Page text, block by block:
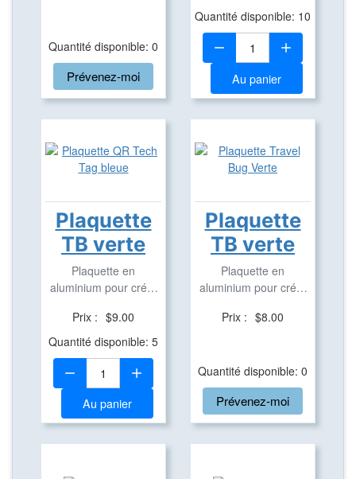
Quantité disponible: 0
Prévenez-moi
Quantité disponible: 10
Quantité:
Au panier
Plaquette
TB verte
Plaquette en
aluminium pour créer
Prix : $9.00
Quantité disponible: 5
Quantité:
Au panier
Plaquette
TB verte
Plaquette en
aluminium pour créer
Prix : $8.00
Quantité disponible: 0
Prévenez-moi